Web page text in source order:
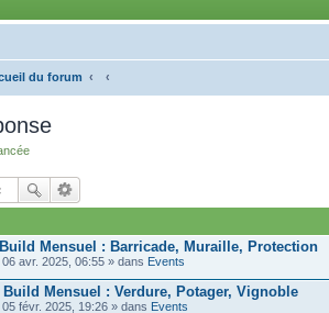
du forum
Mensuel : Barricade, Muraille, Protection
06 avr. 2025, 06:55 » dans Events
Build Mensuel : Verdure, Potager, Vignoble
05 févr. 2025, 19:26 » dans Events